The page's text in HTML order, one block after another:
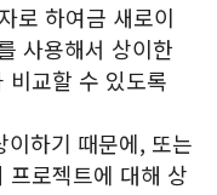
로 하여금 새로이
사용해서 상이한
비교할 수 있도록
하기 때문에, 또는
프로젝트에 대해 상